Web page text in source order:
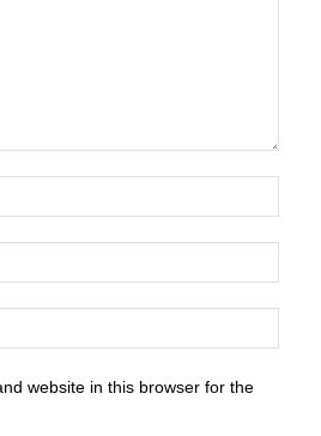
website in this browser for the